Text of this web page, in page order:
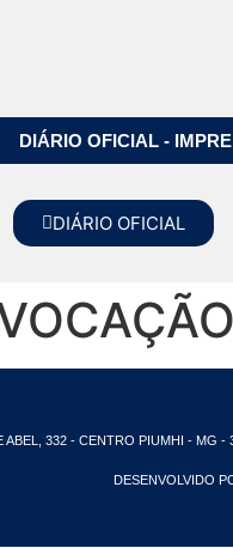
DIÁRIO OFICIAL -
DIÁRIO OFICIAL
ABEL, 332 - CENTRO PIUMHI - MG -
DESENVOLVIDO